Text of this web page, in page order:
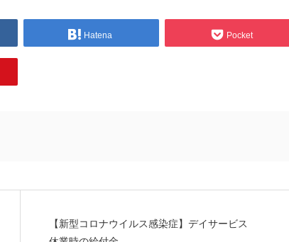
Hatena Pocket
【新型コロナウイルス感染症】デイサービス